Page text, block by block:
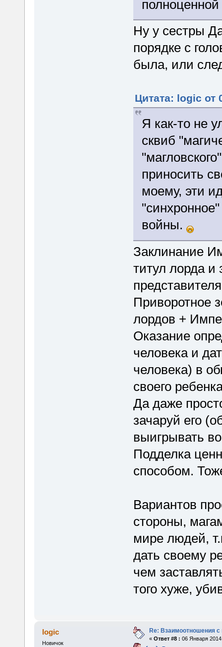
Ну у сестры
порядке с
была, или
Цитата: logic от
Я как-то не
сквиб
приносить
моему, эти
войны.
Заклинание
титул лорда
Приворотное
лордов +
Оказание
человека и
человека) в
своего
Да даже
зачаруй его
выигрывать
Подделка
способом.
Вариантов
стороны,
мире людей,
дать своему
чем
того хуже,
logic
Новичок
Re: Взаимоотношения с
« Ответ #8 : 06 Января